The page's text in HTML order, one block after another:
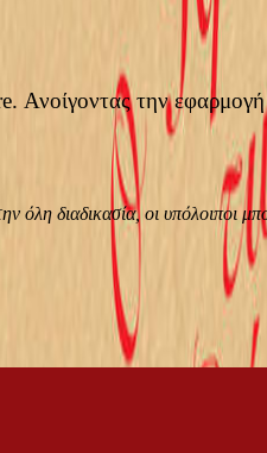
Ανοίγοντας την
όλη διαδικασία, οι υπόλοιποι